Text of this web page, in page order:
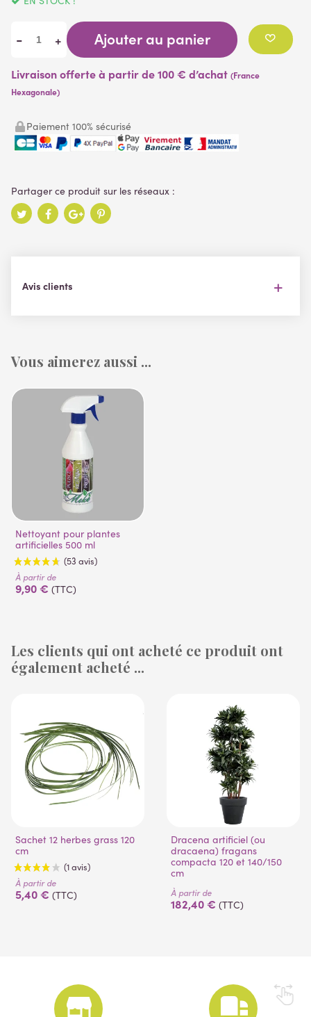
- + Ajouter au panier
Livraison offerte à partir de 100 € d’achat (France
Hexagonale)
Paiement 100% sécurisé
Avis clients
Vous aimerez aussi ...
Nettoyant pour plantes
artificielles 500 ml
À partir de
9,90 € (TTC)
Les clients qui ont acheté ce produit ont
également acheté ...
Sachet 12 herbes grass 120
cm
À partir de
5,40 € (TTC)
Dracena artificiel (ou
dracaena) fragans
compacta 120 et 140/150
cm
À partir de
182,40 € (TTC)